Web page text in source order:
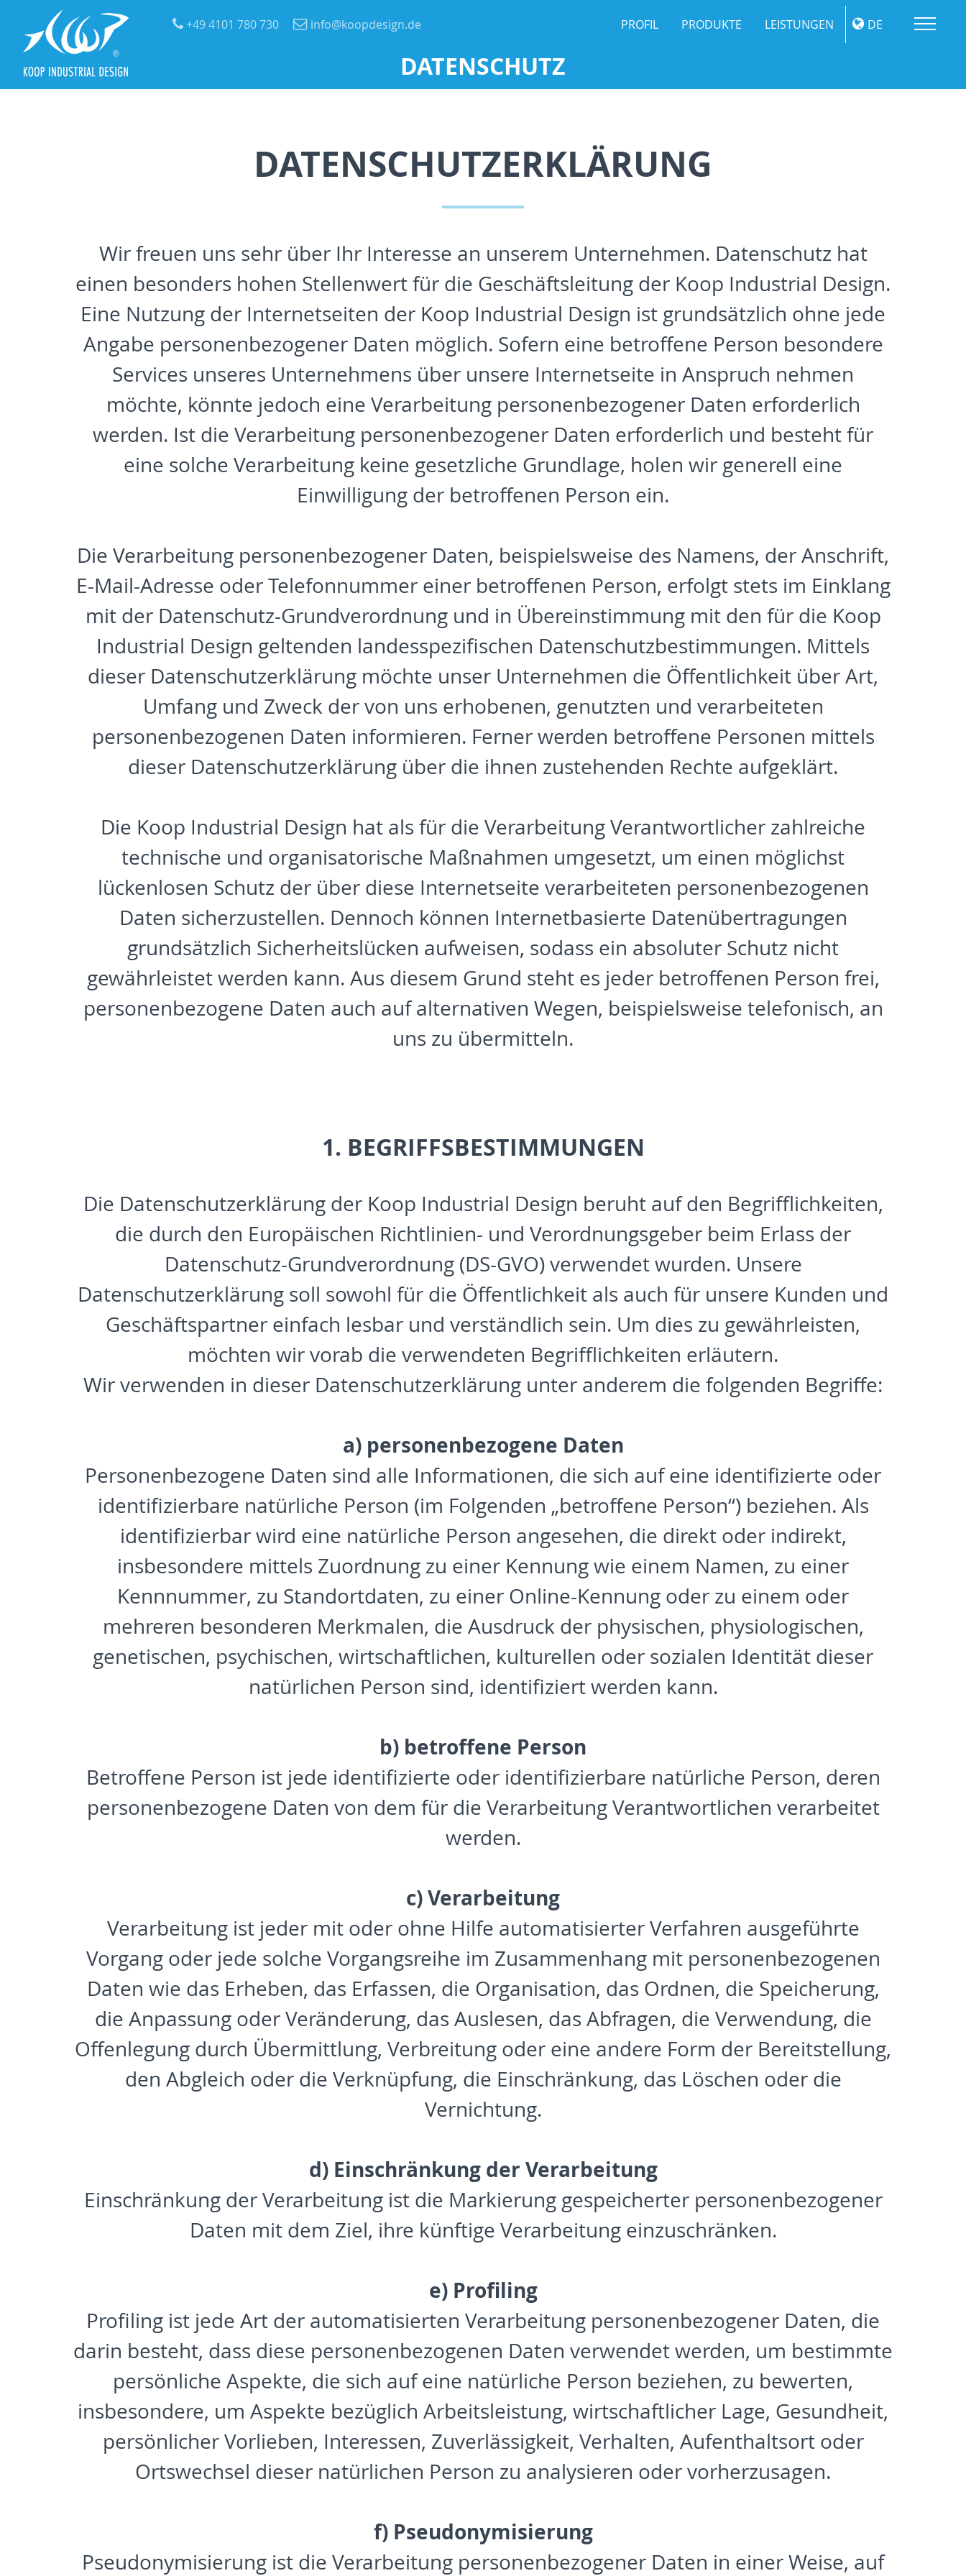
+49 4101 780 730
info@koopdesign.de PROFIL PRODUKTE LEISTUNGEN DE
DATENSCHUTZ
DATENSCHUTZERKLÄRUNG
Wir freuen uns sehr über Ihr Interesse an unserem Unternehmen. Datenschutz hat
einen besonders hohen Stellenwert für die Geschäftsleitung der Koop Industrial Design.
Eine Nutzung der Internetseiten der Koop Industrial Design ist grundsätzlich ohne jede
Angabe personenbezogener Daten möglich. Sofern eine betroffene Person besondere
Services unseres Unternehmens über unsere Internetseite in Anspruch nehmen
möchte, könnte jedoch eine Verarbeitung personenbezogener Daten erforderlich
werden. Ist die Verarbeitung personenbezogener Daten erforderlich und besteht für
eine solche Verarbeitung keine gesetzliche Grundlage, holen wir generell eine
Einwilligung der betroffenen Person ein.
Die Verarbeitung personenbezogener Daten, beispielsweise des Namens, der Anschrift,
E-Mail-Adresse oder Telefonnummer einer betroffenen Person, erfolgt stets im Einklang
mit der Datenschutz-Grundverordnung und in Übereinstimmung mit den für die Koop
Industrial Design geltenden landesspezifischen Datenschutzbestimmungen. Mittels
dieser Datenschutzerklärung möchte unser Unternehmen die Öffentlichkeit über Art,
Umfang und Zweck der von uns erhobenen, genutzten und verarbeiteten
personenbezogenen Daten informieren. Ferner werden betroffene Personen mittels
dieser Datenschutzerklärung über die ihnen zustehenden Rechte aufgeklärt.
Die Koop Industrial Design hat als für die Verarbeitung Verantwortlicher zahlreiche
technische und organisatorische Maßnahmen umgesetzt, um einen möglichst
lückenlosen Schutz der über diese Internetseite verarbeiteten personenbezogenen
Daten sicherzustellen. Dennoch können Internetbasierte Datenübertragungen
grundsätzlich Sicherheitslücken aufweisen, sodass ein absoluter Schutz nicht
gewährleistet werden kann. Aus diesem Grund steht es jeder betroffenen Person frei,
personenbezogene Daten auch auf alternativen Wegen, beispielsweise telefonisch, an
uns zu übermitteln.
1. BEGRIFFSBESTIMMUNGEN
Die Datenschutzerklärung der Koop Industrial Design beruht auf den Begrifflichkeiten,
die durch den Europäischen Richtlinien- und Verordnungsgeber beim Erlass der
Datenschutz-Grundverordnung (DS-GVO) verwendet wurden. Unsere
Datenschutzerklärung soll sowohl für die Öffentlichkeit als auch für unsere Kunden und
Geschäftspartner einfach lesbar und verständlich sein. Um dies zu gewährleisten,
möchten wir vorab die verwendeten Begrifflichkeiten erläutern.
Wir verwenden in dieser Datenschutzerklärung unter anderem die folgenden Begriffe:
a) personenbezogene Daten
Personenbezogene Daten sind alle Informationen, die sich auf eine identifizierte oder
identifizierbare natürliche Person (im Folgenden „betroffene Person“) beziehen. Als
identifizierbar wird eine natürliche Person angesehen, die direkt oder indirekt,
insbesondere mittels Zuordnung zu einer Kennung wie einem Namen, zu einer
Kennnummer, zu Standortdaten, zu einer Online-Kennung oder zu einem oder
mehreren besonderen Merkmalen, die Ausdruck der physischen, physiologischen,
genetischen, psychischen, wirtschaftlichen, kulturellen oder sozialen Identität dieser
natürlichen Person sind, identifiziert werden kann.
b) betroffene Person
Betroffene Person ist jede identifizierte oder identifizierbare natürliche Person, deren
personenbezogene Daten von dem für die Verarbeitung Verantwortlichen verarbeitet
werden.
c) Verarbeitung
Verarbeitung ist jeder mit oder ohne Hilfe automatisierter Verfahren ausgeführte
Vorgang oder jede solche Vorgangsreihe im Zusammenhang mit personenbezogenen
Daten wie das Erheben, das Erfassen, die Organisation, das Ordnen, die Speicherung,
die Anpassung oder Veränderung, das Auslesen, das Abfragen, die Verwendung, die
Offenlegung durch Übermittlung, Verbreitung oder eine andere Form der Bereitstellung,
den Abgleich oder die Verknüpfung, die Einschränkung, das Löschen oder die
Vernichtung.
d) Einschränkung der Verarbeitung
Einschränkung der Verarbeitung ist die Markierung gespeicherter personenbezogener
Daten mit dem Ziel, ihre künftige Verarbeitung einzuschränken.
e) Profiling
Profiling ist jede Art der automatisierten Verarbeitung personenbezogener Daten, die
darin besteht, dass diese personenbezogenen Daten verwendet werden, um bestimmte
persönliche Aspekte, die sich auf eine natürliche Person beziehen, zu bewerten,
insbesondere, um Aspekte bezüglich Arbeitsleistung, wirtschaftlicher Lage, Gesundheit,
persönlicher Vorlieben, Interessen, Zuverlässigkeit, Verhalten, Aufenthaltsort oder
Ortswechsel dieser natürlichen Person zu analysieren oder vorherzusagen.
f) Pseudonymisierung
Pseudonymisierung ist die Verarbeitung personenbezogener Daten in einer Weise, auf